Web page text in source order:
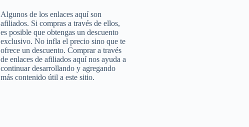
Algunos de los enlaces aquí son
afiliados. Si compras a través de ellos,
es posible que obtengas un descuento
exclusivo. No infla el precio sino que te
ofrece un descuento. Comprar a través
de enlaces de afiliados aquí nos ayuda a
continuar desarrollando y agregando
más contenido útil a este sitio.